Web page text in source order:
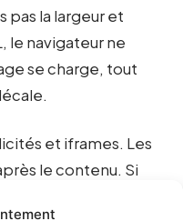
pas la largeur et
le navigateur ne
se charge, tout
et iframes. Les
le contenu. Si
une hauteur